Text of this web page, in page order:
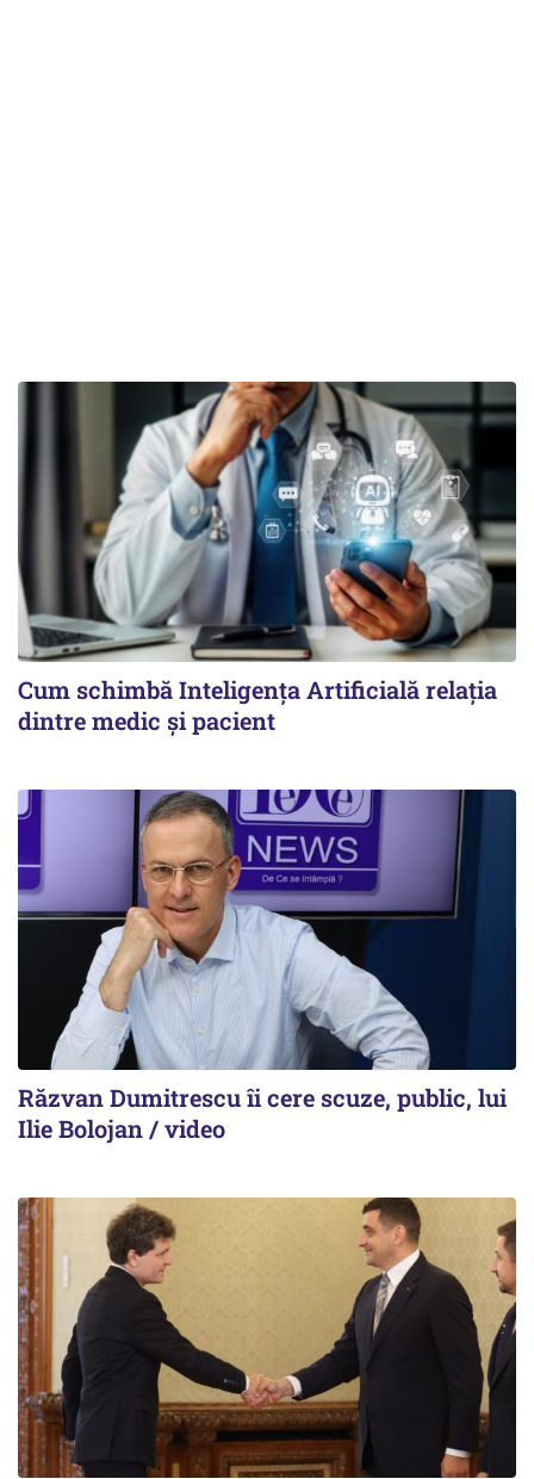
Cum schimbă Inteligența Artificială relația
dintre medic și pacient
Răzvan Dumitrescu îi cere scuze, public, lui
Ilie Bolojan / video